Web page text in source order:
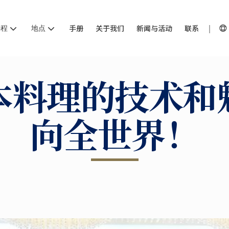
地点 手册 关于我们 新闻与活动 联系
料理的技术和
向全世界！